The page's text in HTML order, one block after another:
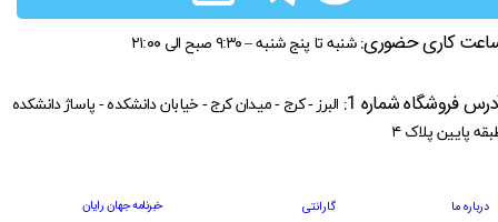
کاری حضوری: شنبه تا پنج شنبه – ۹:۳۰ صبح الی ۲۱:۰۰
درباره ما گارانتی خبرنامه جهان رایان
فروشگاه شماره 1:
البرز - کرج - میدان کرج - خیابان دانشکده - پاساژ دانشکده
پایین پلاک ۴